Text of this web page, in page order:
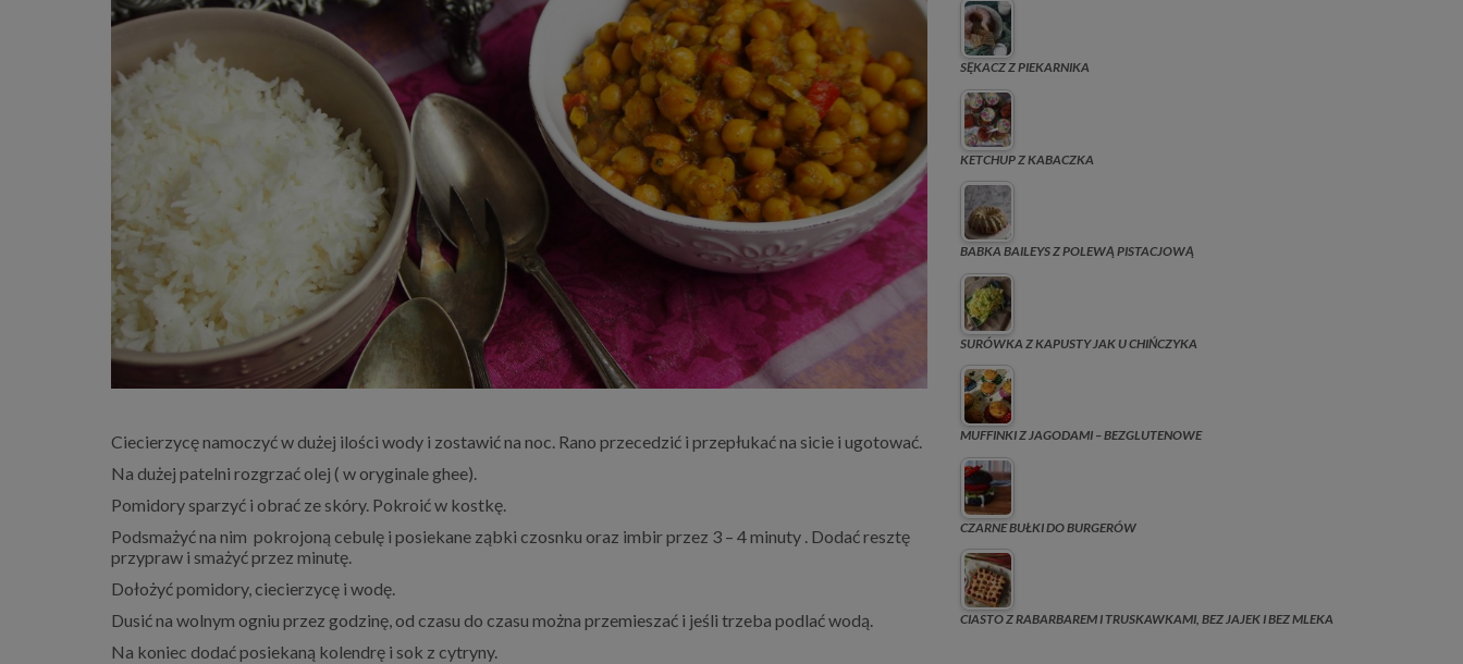
Ciecierzycę namoczyć w dużej ilości wody i zostawić na noc. Rano przecedzić i przepłukać na sicie i ugotować.
Na dużej patelni rozgrzać olej ( w oryginale ghee).
Pomidory sparzyć i obrać ze skóry. Pokroić w kostkę.
Podsmażyć na nim pokrojoną cebulę i posiekane ząbki czosnku oraz imbir przez 3 – 4 minuty . Dodać resztę
przypraw i smażyć przez minutę.
Dołożyć pomidory, ciecierzycę i wodę.
Dusić na wolnym ogniu przez godzinę, od czasu do czasu można przemieszać i jeśli trzeba podlać wodą.
Na koniec dodać posiekaną kolendrę i sok z cytryny.
SĘKACZ Z PIEKARNIKA
KETCHUP Z KABACZKA
BABKA BAILEYS Z POLEWĄ PISTACJOWĄ
SURÓWKA Z KAPUSTY JAK U CHIŃCZYKA
MUFFINKI Z JAGODAMI – BEZGLUTENOWE
CZARNE BUŁKI DO BURGERÓW
CIASTO Z RABARBAREM I TRUSKAWKAMI, BEZ JAJEK I BEZ MLEKA